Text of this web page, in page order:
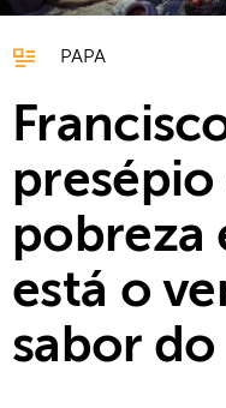
PAPA
pobreza
está o
sabor